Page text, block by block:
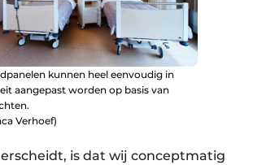
kunnen heel eenvoudig in
aangepast worden op basis van
Verhoef)
is dat wij conceptmatig